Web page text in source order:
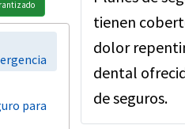
para
tienen
dolor
dental
de seguros.